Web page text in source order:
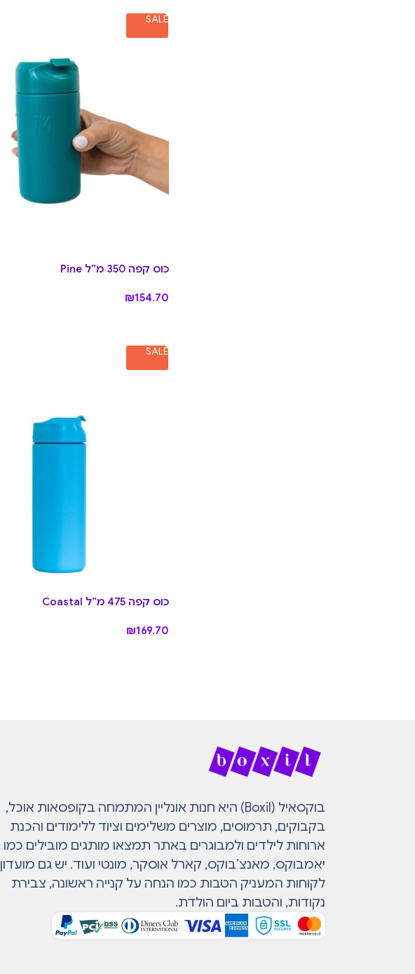
SALE
כוס קפה 350 מ״ל Pine
₪154.70
SALE
כוס קפה 475 מ״ל Coastal
₪169.70
בוקסאיל (Boxil) היא חנות אונליין המתמחה בקופסאות אוכל,
בקבוקים, תרמוסים, מוצרים משלימים וציוד ללימודים והכנת
ארוחות לילדים ולמבוגרים באתר תמצאו מותגים מובילים כמו
יאמבוקס, מאנצ’בוקס, קארל אוסקר, מונטי ועוד. יש גם מועדון
לקוחות המעניק הטבות כמו הנחה על קנייה ראשונה, צבירת
נקודות, והטבות ביום הולדת.